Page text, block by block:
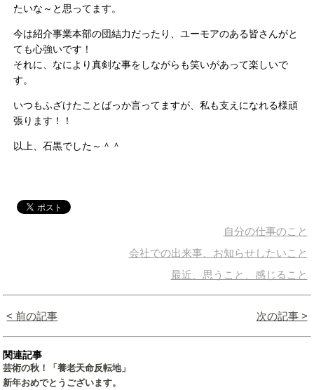
たいな～と思ってます。
今は紹介事業本部の団結力だったり、ユーモアのある皆さんがと
ても心強いです！
それに、なにより真剣な事をしながらも笑いがあって楽しいで
す。
いつもふざけたことばっか言ってますが、私も支えになれる様頑
張ります！！
以上、石黒でした～＾＾
自分の仕事のこと
会社での出来事、お知らせしたいこと
最近、思うこと、感じること
< 前の記事 次の記事 >
関連記事
芸術の秋！「養老天命反転地」
新年おめでとうございます。